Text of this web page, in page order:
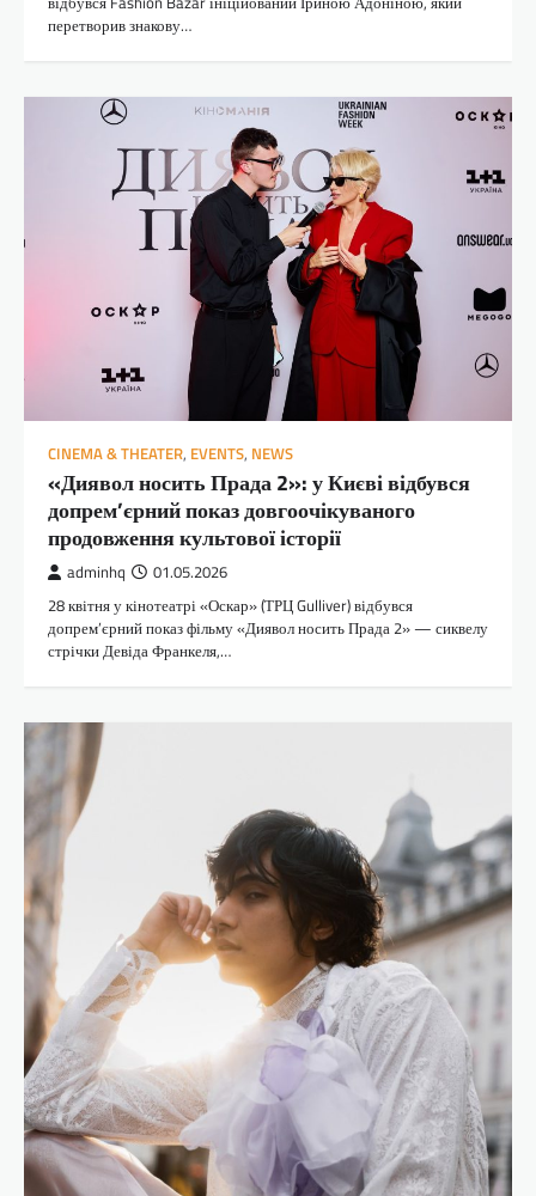
перетворив знакову…
CINEMA & THEATER, EVENTS, NEWS
«Диявол носить Прада 2»: у Києві відбувся
допрем’єрний показ довгоочікуваного
продовження культової історії
adminhq 01.05.2026
28 квітня у кінотеатрі «Оскар» (ТРЦ Gulliver) відбувся
допрем’єрний показ фільму «Диявол носить Прада 2» — сиквелу
стрічки Девіда Франкеля,…